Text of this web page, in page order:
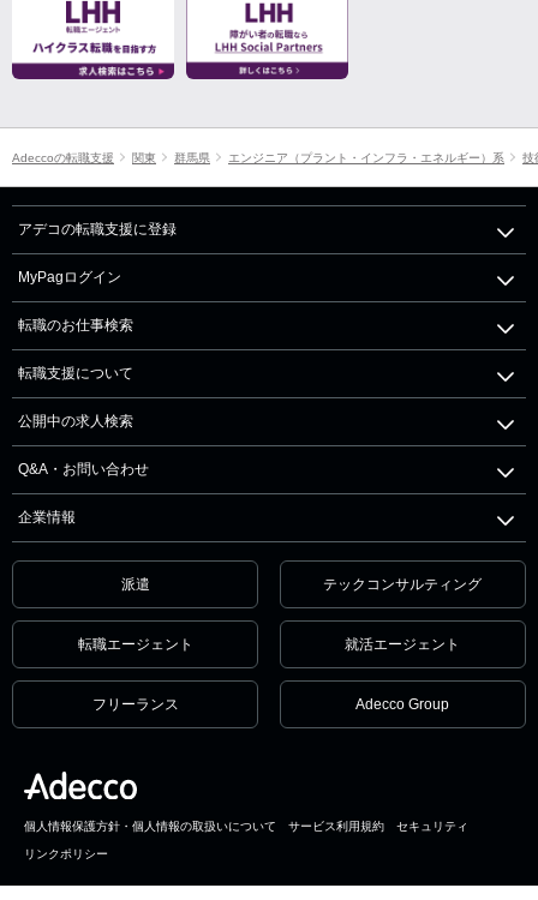
Adeccoの転職支援 関東 群馬県 エンジニア（プラント・インフラ・エネルギー）系 技
アデコの転職支援に登録
MyPagログイン
転職のお仕事検索
転職支援について
公開中の求人検索
Q&A・お問い合わせ
企業情報
派遣 テックコンサルティング
転職エージェント 就活エージェント
フリーランス Adecco Group
個人情報保護方針・個人情報の取扱いについて サービス利用規約 セキュリティ
リンクポリシー